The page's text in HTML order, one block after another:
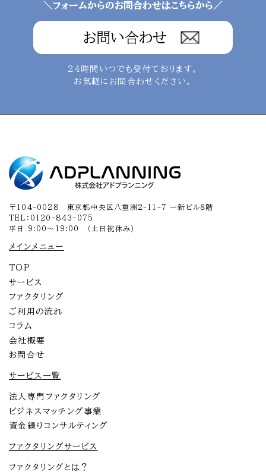
＼フォームからのお問合わせはこちらから／
お問い合わせ
24時間いつでも受付ております。
お気軽にお問合わせください。
〒104-0028 東京都中央区八重洲2-11-7 一新ビル８階
TEL：0120-843-075
平日 9:00～19:00 （土日祝休み）
メインメニュー
TOP
サービス
ファクタリング
ご利用の流れ
コラム
会社概要
お問合せ
サービス一覧
法人専門ファクタリング
ビジネスマッチング事業
資金繰りコンサルティング
ファクタリングサービス
ファクタリングとは？